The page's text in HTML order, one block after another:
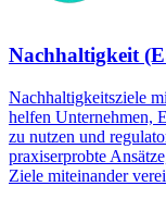
Nachhaltigkeit
Nachhaltigkeitsziele
helfen Unternehmen,
zu nutzen und
praxiserprobte
Ziele miteinander